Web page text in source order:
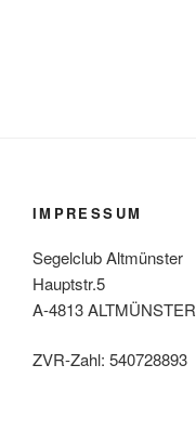
IMPRESSUM
Segelclub Altmünster
Hauptstr.5
A-4813 ALTMÜNSTER
ZVR-Zahl: 540728893